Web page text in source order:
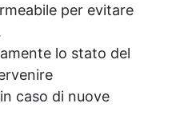
per evitare
lo stato del
caso di nuove